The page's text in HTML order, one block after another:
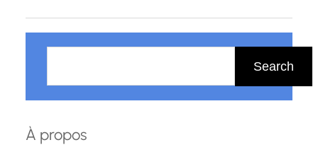
h
r
Search
À propos